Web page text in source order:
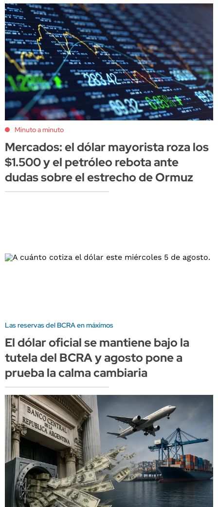
Minuto a minuto
Mercados: el dólar mayorista roza los
$1.500 y el petróleo rebota ante
dudas sobre el estrecho de Ormuz
Las reservas del BCRA en máximos
El dólar oficial se mantiene bajo la
tutela del BCRA y agosto pone a
prueba la calma cambiaria